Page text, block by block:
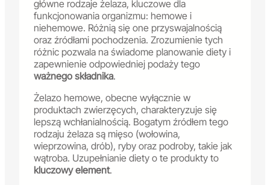
główne rodzaje żelaza, kluczowe dla
funkcjonowania organizmu: hemowe i
niehemowe. Różnią się one przyswajalnością
oraz źródłami pochodzenia. Zrozumienie tych
różnic pozwala na świadome planowanie diety i
zapewnienie odpowiedniej podaży tego
ważnego składnika.
Żelazo hemowe, obecne wyłącznie w
produktach zwierzęcych, charakteryzuje się
lepszą wchłanialnością. Bogatym źródłem tego
rodzaju żelaza są mięso (wołowina,
wieprzowina, drób), ryby oraz podroby, takie jak
wątroba. Uzupełnianie diety o te produkty to
kluczowy element.